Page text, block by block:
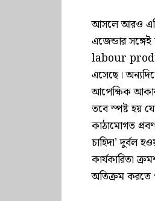
আসলে আরও
এজেন্ডার
labour
এসেছে।
আপেক্ষিক আকার
তবে স্পষ্ট হয়
কাঠামোগত
চাহিদা’
কার্যকারিতা
অতিক্রম করতে